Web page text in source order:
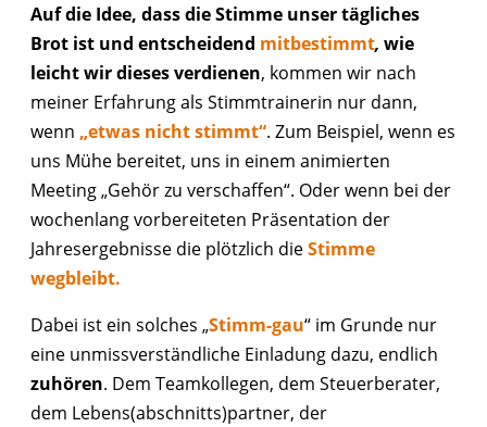
Auf die Idee, dass die Stimme unser tägliches
Brot ist und entscheidend mitbestimmt, wie
leicht wir dieses verdienen, kommen wir nach
meiner Erfahrung als Stimmtrainerin nur dann,
wenn „etwas nicht stimmt“. Zum Beispiel, wenn es
uns Mühe bereitet, uns in einem animierten
Meeting „Gehör zu verschaffen“. Oder wenn bei der
wochenlang vorbereiteten Präsentation der
Jahresergebnisse die plötzlich dieStimme
wegbleibt.
Dabei ist ein solches „Stimm-gau“ im Grunde nur
eine unmissverständliche Einladung dazu, endlich
zuhören. Dem Teamkollegen, dem Steuerberater,
dem Lebens(abschnitts)partner, der